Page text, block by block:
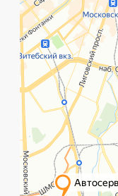
Главная Услуги
Санкт-Петербург,
Рощинская улица, 32Е
+7 (999) 236-90-00